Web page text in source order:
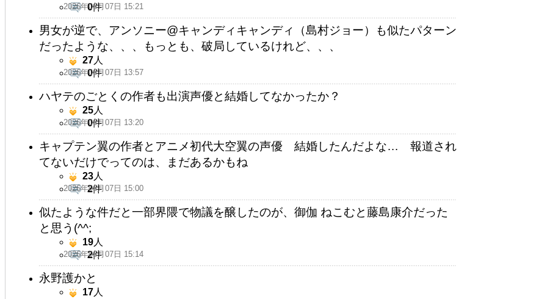
2026年06月07日 15:21
0件
男女が逆で、アンソニー@キャンディキャンディ（島村ジョー）も似たパターン
だったような、、、もっとも、破局しているけれど、、、
2026年06月07日 13:57
27人
0件
ハヤテのごとくの作者も出演声優と結婚してなかったか？
2026年06月07日 13:20
25人
0件
キャプテン翼の作者とアニメ初代大空翼の声優 結婚したんだよな… 報道され
てないだけでってのは、まだあるかもね
2026年06月07日 15:00
23人
2件
似たような件だと一部界隈で物議を醸したのが、御伽 ねこむと藤島康介だった
と思う(^^;
2026年06月07日 15:14
19人
2件
永野護かと
17人